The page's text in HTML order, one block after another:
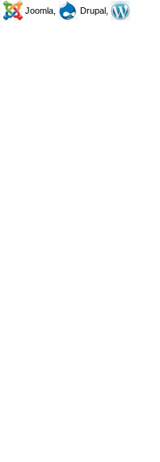
Joomla,
Drupal,